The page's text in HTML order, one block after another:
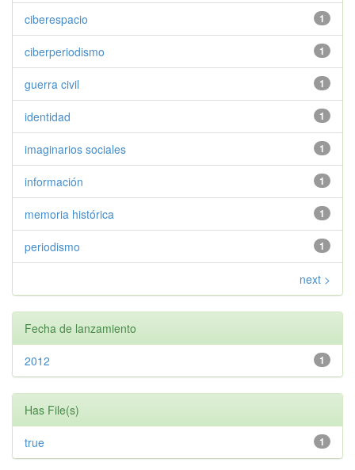
1
ciberespacio
1
ciberperiodismo
1
guerra civil
1
identidad
1
imaginarios sociales
1
información
1
memoria histórica
1
periodismo
next >
Fecha de lanzamiento
1
2012
Has File(s)
1
true